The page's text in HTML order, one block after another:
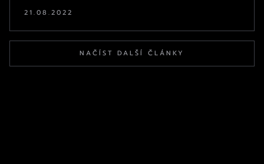
21.08.2022
NAČÍST DALŠÍ ČLÁNKY